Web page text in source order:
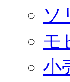
ソ
モ
小